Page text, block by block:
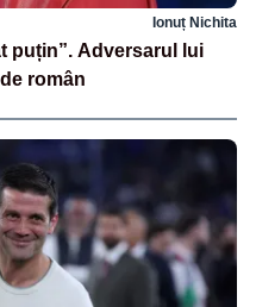
Ionuț Nichita
puțin”. Adversarul lui
român